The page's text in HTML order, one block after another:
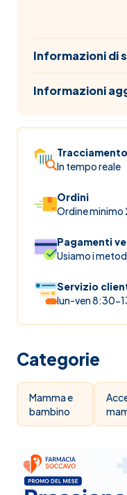
Informazioni di
Informazioni
In tempo reale
Ordini
Ordine
Pagamenti
Usiamo i
Servizio
lun-ven 8:30-
Categorie
Mamma e
bambino